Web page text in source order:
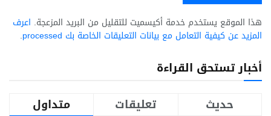
هذا الموقع يستخدم خدمة أكيسميت للتقليل من البريد المزعجة. اعرف
المزيد عن كيفية التعامل مع بيانات التعليقات الخاصة بك processed
.
أخبار تستحق القراءة
متداول
تعليقات حديث